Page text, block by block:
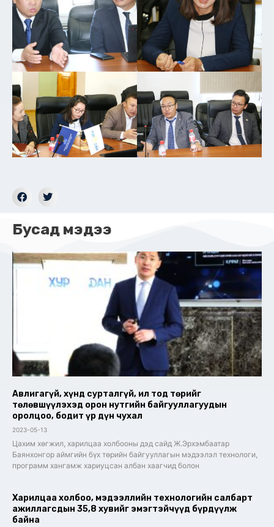
Бусад мэдээ
Авлигагүй, хүнд сурталгүй, ил тод төрийг
төлөвшүүлэхэд орон нутгийн байгууллагуудын
оролцоо, бодит үр дүн чухал
2023-05-13
Цахим хөгжил, харилцаа холбооны дэд сайд Ж.Эрхэмбаатар
Баянхонгор аймгийн бүх төрийн байгууллагын мэдээлэл технологи,
программ хангамж хариуцсан албан хаагчид болон
Харилцаа холбоо, мэдээллийн технологийн салбарт
ажиллагсдын 35,8 хувийг эмэгтэйчүүд бүрдүүлж
байна